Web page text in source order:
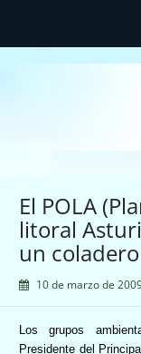
El POLA
litoral
un coladero
10 de marzo de
Los grupos
Presidente del